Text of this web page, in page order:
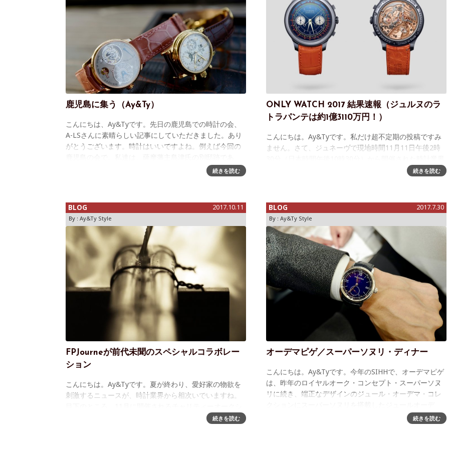
鹿児島に集う（Ay&Ty）
こんにちは、Ay&Tyです。先日の鹿児島での時計の会、
A-LSさんに素晴らしい記事にしていただきました。あり
がとうございます。時計はいいですよね。例えば今回の
続きを読む
ONLY WATCH 2017 結果速報（ジュルヌのラ
トラパンテは約1億3110万円！）
こんにちは。Ay&Tyです。私だけ超不定期の投稿ですみ
ません。さて、ジュネーヴで現地時間11月11日午後2時
最大のチャリティーオークション「ONLY WATCH続きを読む
BLOG 2017.10.11
By : Ay&Ty Style
FPJourneが前代未聞のスペシャルコラボレー
ション
こんにちは。Ay&Tyです。夏が終わり、愛好家の物欲を
刺激するニュースが、時計業界から相次いでいますね。
ョン Only Watch 2017 と、ジュネーヴウォッチグランプ
続きを読む
BLOG 2017.7.30
By : Ay&Ty Style
オーデマピゲ／スーパーソヌリ・ディナー
こんにちは。Ay&Tyです。今年のSIHHで、オーデマピゲ
は、昨年のロイヤルオーク・コンセプト・スーパーソヌ
リに続き、端正なデザインのジュール・オーデマ・コレ
続きを読む